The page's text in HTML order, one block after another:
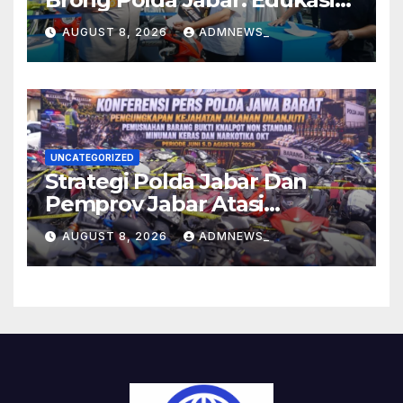
Pengendara Hingga Ganti
Knalpot Sukarela
AUGUST 8, 2026 ADMNEWS_
UNCATEGORIZED
Strategi Polda Jabar Dan
Pemprov Jabar Atasi
Kejahatan Jalanan
AUGUST 8, 2026 ADMNEWS_